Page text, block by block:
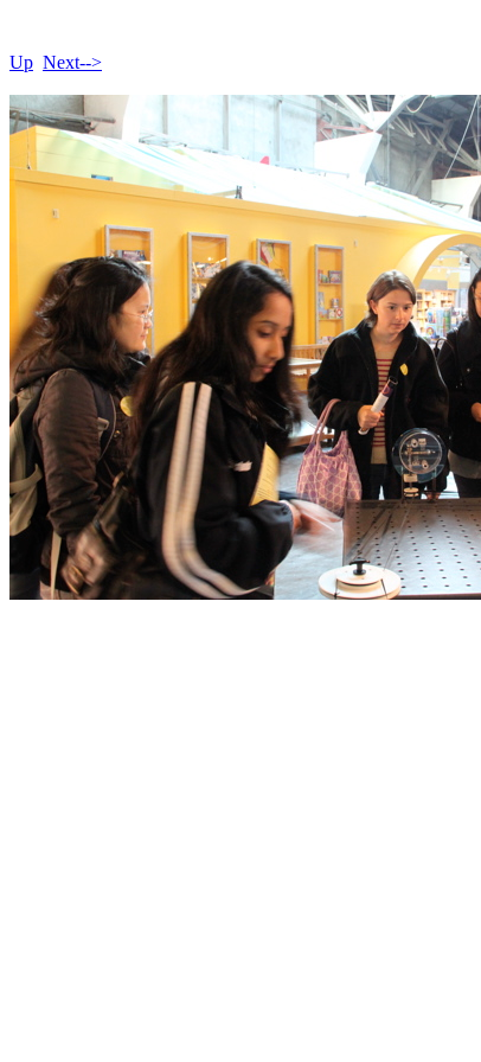
Up Next-->